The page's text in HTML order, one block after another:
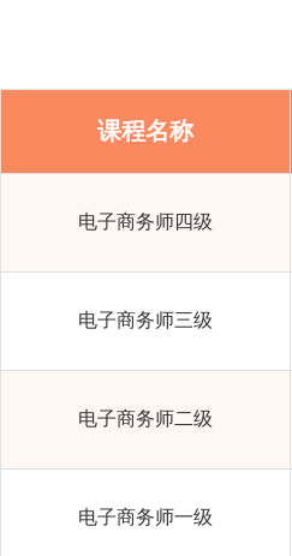
课程名称
电子商务师四级
电子商务师三级
电子商务师二级
电子商务师一级